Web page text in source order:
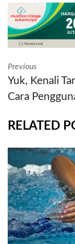
Previous
Yuk, Kenali
Cara
RELATED